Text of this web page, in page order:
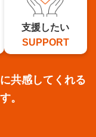
支援したい
SUPPORT
共感してくれる
。